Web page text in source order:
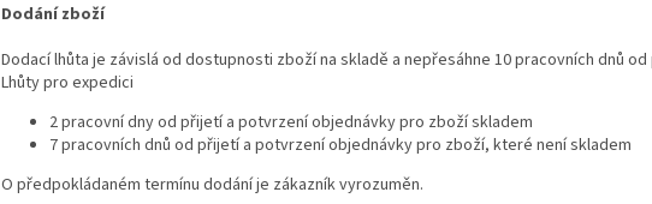
Dodání zboží
Dodací lhůta je závislá od dostupnosti zboží na skladě a nepřesáhne 10 pracovních dnů
Lhůty pro expedici
2 pracovní dny od přijetí a potvrzení objednávky pro zboží skladem
7 pracovních dnů od přijetí a potvrzení objednávky pro zboží, které není skladem
O předpokládaném termínu dodání je zákazník vyrozuměn.